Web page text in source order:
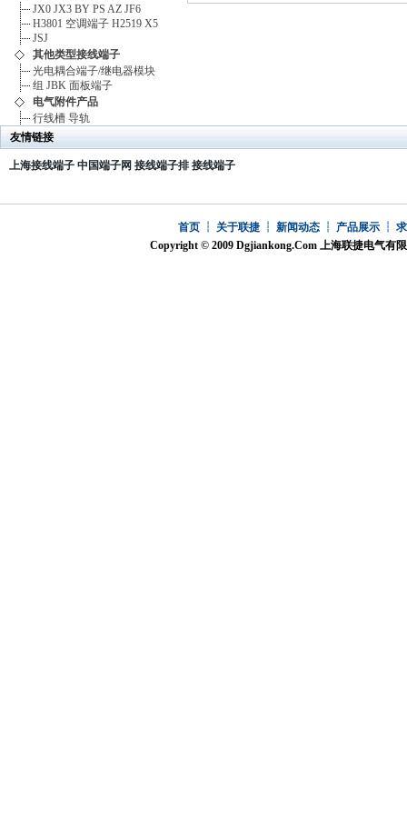
JX0 JX3 BY PS AZ JF6
H3801 空调端子 H2519 X5
JSJ
其他类型接线端子
光电耦合端子/继电器模块
组 JBK 面板端子
电气附件产品
行线槽 导轨
友情链接
上海接线端子 中国端子网 接线端子排 接线端子
首页 ┆ 关于联捷 ┆新闻动态 ┆ 产品展示 ┆
Copyright © 2009 Dgjiankong.Com 上海联捷电气有